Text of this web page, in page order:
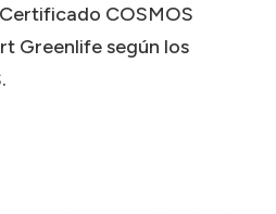
COSMOS
Greenlife según los